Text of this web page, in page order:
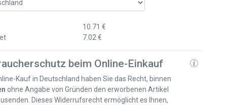
10.71 €
7.02 €
beim Online-Einkauf
Kauf in Deutschland haben Sie das Recht, binnen
ohne Angabe von Gründen den erworbenen Artikel
Dieses Widerrufsrecht ermöglicht es Ihnen,